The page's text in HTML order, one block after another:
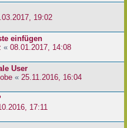
19:02
einfügen
« 08.01.2017, 14:08
User
« 25.11.2016, 16:04
17:11